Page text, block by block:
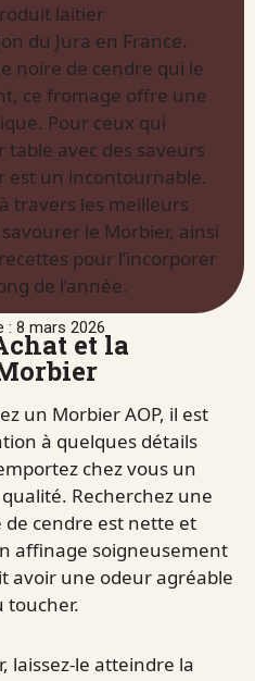
: 8 mars 2026
laitier
du Jura en France.
noire de cendre qui le
ce fromage offre une
Pour ceux qui
avec des saveurs
est un incontournable.
travers les meilleurs
le Morbier, ainsi
pour l’incorporer
de l’année.
et la
un Morbier AOP, il est
à quelques détails
chez vous un
Recherchez une
cendre est nette et
affinage soigneusement
avoir une odeur agréable
toucher.
laissez-le atteindre la